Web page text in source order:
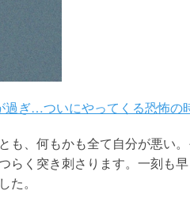
過ぎ…ついにやってくる恐怖の
も、何もかも全て自分が悪い
らく突き刺さります。一刻も
。